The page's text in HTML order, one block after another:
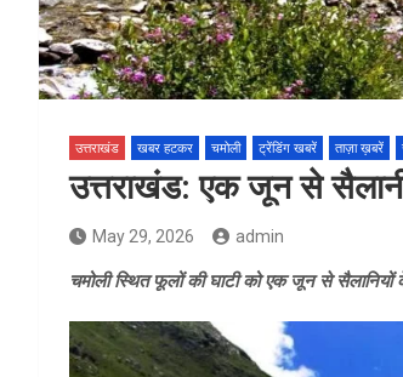
उत्तराखंड खबर हटकर चमोली ट्रेंडिंग खबरें ताज़ा ख़बरें
उत्तराखंड: एक जून से
May 29, 2026 admin
चमोली स्थित फूलों की घाटी को एक जून से सैलानियों